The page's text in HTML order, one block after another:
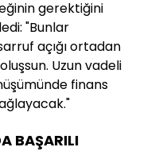
gerektiğini
"Bunlar
açığı ortadan
Uzun vadeli
finans
BAŞARILI